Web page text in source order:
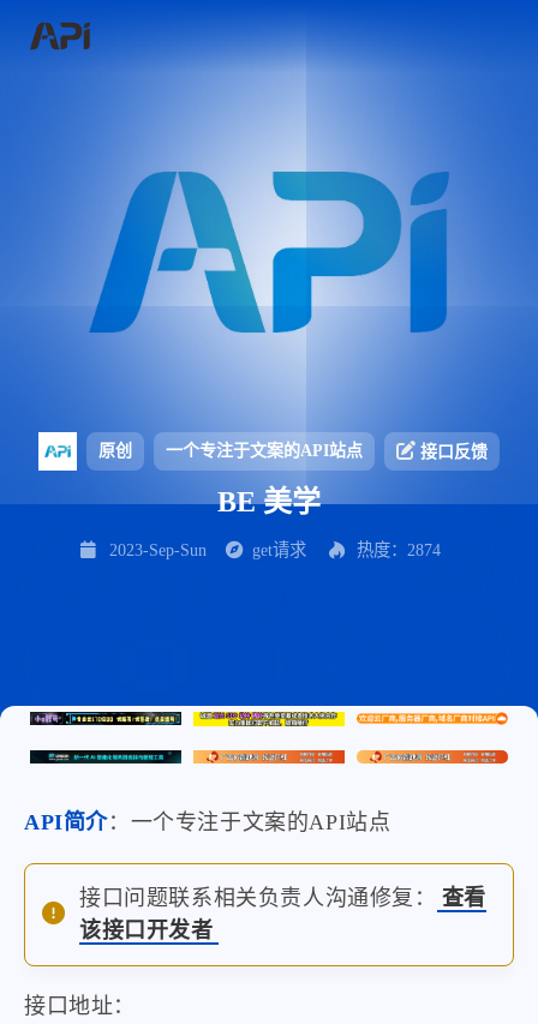
原创 一个专注于文案的API站点 接口反馈
BE 美学
2023-Sep-Sun get请求 热度：2874
API简介：一个专注于文案的API站点
接口问题联系相关负责人沟通修复：
查看
该接口开发者
接口地址：